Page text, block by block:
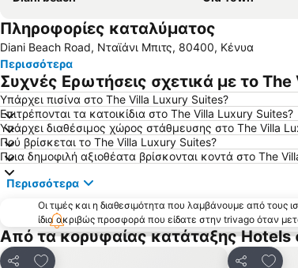
Πληροφορίες καταλύματος
Diani Beach Road, Νταϊάνι Μπιτς, 80400, Κένυα
Περισσότερα
Συχνές Ερωτήσεις σχετικά με το
Υπάρχει πισίνα στο The Villa Luxury Suites?
Επιτρέπονται τα κατοικίδια στο The Villa Luxury Suites?
Υπάρχει διαθέσιμος χώρος στάθμευσης στο The Villa
Πού βρίσκεται το The Villa Luxury Suites?
Ποια δημοφιλή αξιοθέατα βρίσκονται κοντά στο The
Περισσότερα
Οι τιμές και η διαθεσιμότητα που λαμβάνουμε από
ίδια ακριβώς προσφορά που είδατε στην trivago όταν
Από τα κορυφαίας κατάταξης Hotels
Προσθήκη στα αγαπημένα